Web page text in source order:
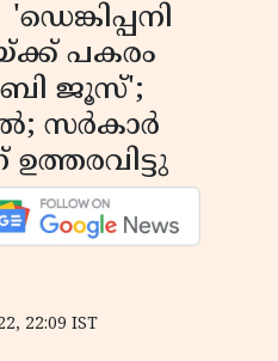
പകരം
ജൂസ്';
സര്‍കാര്‍
22:09 IST